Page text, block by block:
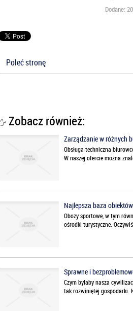
Dodane:
Poleć stronę
Zobacz również:
Zarządzanie w różnych
Obsługa techniczna
W naszej ofercie można
Najlepsza baza
Obozy sportowe, w tym
ośrodki turystyczne.
Sprawne i
Czym byłaby nasza
tak rozwiniętej gospodarki.